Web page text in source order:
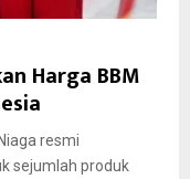
Harga BBM
resmi
sejumlah produk